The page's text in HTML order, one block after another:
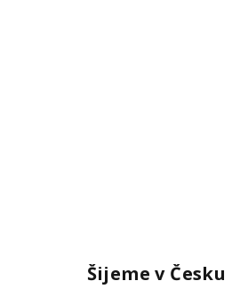
Šijeme v Česku